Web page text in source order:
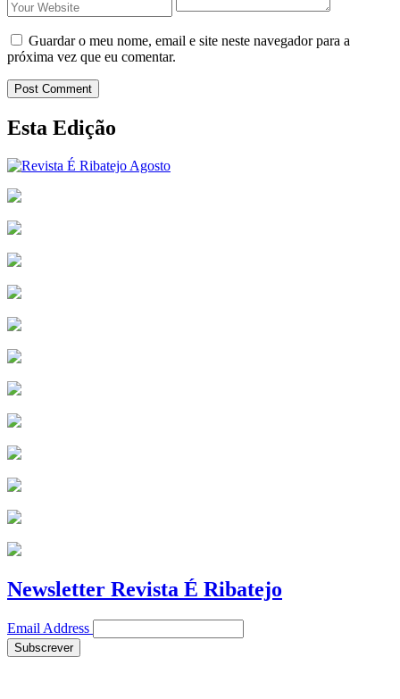
Guardar o meu nome, email e site neste navegador para a
próxima vez que eu comentar.
Post Comment
Esta Edição
Newsletter Revista É Ribatejo
Email Address